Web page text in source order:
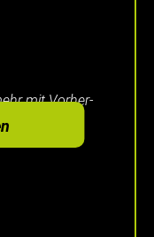
mit Vorher-